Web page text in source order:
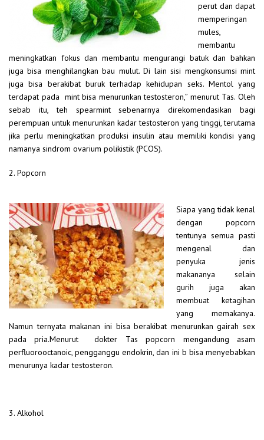
perut dan dapat
memperingan
mules,
membantu
meningkatkan fokus dan membantu mengurangi batuk dan bahkan
juga bisa menghilangkan bau mulut. Di lain sisi mengkonsumsi mint
juga bisa berakibat buruk terhadap kehidupan seks. Mentol yang
terdapat pada mint bisa menurunkan testosteron,” menurut Tas. Oleh
sebab itu, teh spearmint sebenarnya direkomendasikan bagi
perempuan untuk menurunkan kadar testosteron yang tinggi, terutama
jika perlu meningkatkan produksi insulin atau memiliki kondisi yang
namanya sindrom ovarium polikistik (PCOS).
2. Popcorn
Siapa yang tidak kenal
dengan popcorn
tentunya semua pasti
mengenal dan
penyuka jenis
makananya selain
gurih juga akan
membuat ketagihan
yang memakanya.
Namun ternyata makanan ini bisa berakibat menurunkan gairah sex
pada pria.Menurut dokter Tas popcorn mengandung asam
perfluorooctanoic, pengganggu endokrin, dan ini b bisa menyebabkan
menurunya kadar testosteron.
3. Alkohol